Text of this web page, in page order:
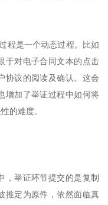
程是一个动态过程。比如
于对电子合同文本的点击
协议的阅读及确认。这会
增加了举证过程中如何将
的难度。
，举证环节提交的是复制
推定为原件，依然面临真